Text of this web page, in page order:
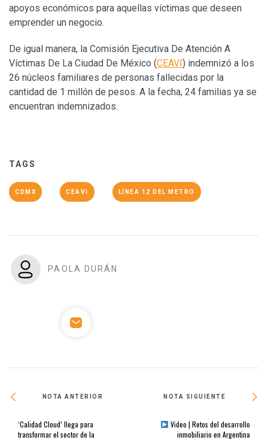
apoyos económicos para aquellas víctimas que deseen
emprender un negocio.
De igual manera, la Comisión Ejecutiva De Atención A
Víctimas De La Ciudad De México (CEAVI) indemnizó a los
26 núcleos familiares de personas fallecidas por la
cantidad de 1 millón de pesos. A la fecha, 24 familias ya se
encuentran indemnizados.
TAGS
CDMX CEAVI LÍNEA 12 DEL METRO
PAOLA DURÁN
NOTA ANTERIOR
‘Calidad Cloud’ llega para
transformar el sector de la
NOTA SIGUIENTE
Video | Retos del desarrollo
inmobiliario en Argentina